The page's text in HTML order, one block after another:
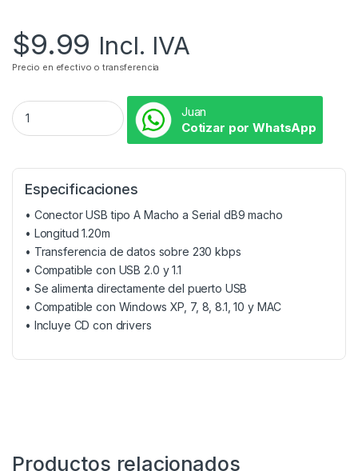
$9.99 Incl. IVA
Precio en efectivo o transferencia
Juan
Cotizar por WhatsApp
Especificaciones
• Conector USB tipo A Macho a Serial dB9 macho
• Longitud 1.20m
• Transferencia de datos sobre 230 kbps
• Compatible con USB 2.0 y 1.1
• Se alimenta directamente del puerto USB
• Compatible con Windows XP, 7, 8, 8.1, 10 y MAC
• Incluye CD con drivers
Productos relacionados